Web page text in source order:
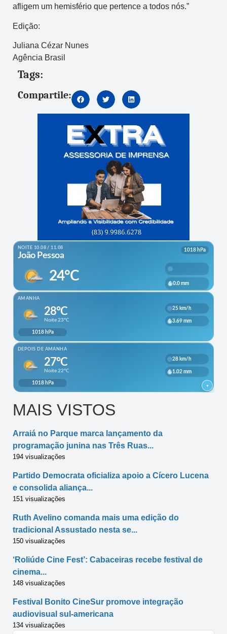
afligem um hemisfério que pertence a todos nós.”
Edição:
Juliana Cézar Nunes
Agência Brasil
Tags:
Compartile:
MAIS VISTOS
Arraiá no Parque marca lançamento da
programação junina nas Três Ruas...
194 visualizações
Partido Democrata oficializa apoio a Cícero Lucena
e consolida aliança...
151 visualizações
Ruth Avelino comanda mais uma edição do
tradicional Assustado nesta se...
150 visualizações
‘Roliúde Cine Fest’: Cabaceiras recebe festival de
cinema...
148 visualizações
Festival Bonito CineSur promove integração
audiovisual sul-americana
134 visualizações